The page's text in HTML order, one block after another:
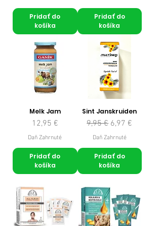
Pridať do
košíka
Pridať do
košíka
Melk Jam
Cena
12,95 €
Daň Zahrnuté
Pridať do
košíka
Sint Janskruiden
Normálna cena
9,95 € Zľavnená cena
6,97 €
Daň Zahrnuté
Pridať do
košíka